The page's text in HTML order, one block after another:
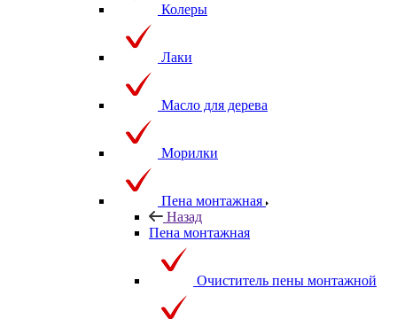
Колеры
Лаки
Масло для дерева
Морилки
Пена монтажная
Назад
Пена монтажная
Очиститель пены монтажной